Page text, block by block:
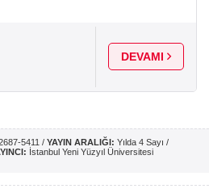
DEVAMI
5411 / YAYIN ARALIĞI: Yılda 4 Sayı /
İstanbul Yeni Yüzyıl Üniversitesi